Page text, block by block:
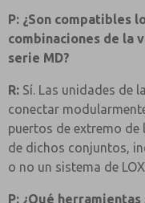
P: ¿Son compatibles
combinaciones de la
serie MD?
R: Sí. Las unidades de
conectar
puertos de extremo de
de dichos conjuntos,
o no un sistema de
P: ¿Qué